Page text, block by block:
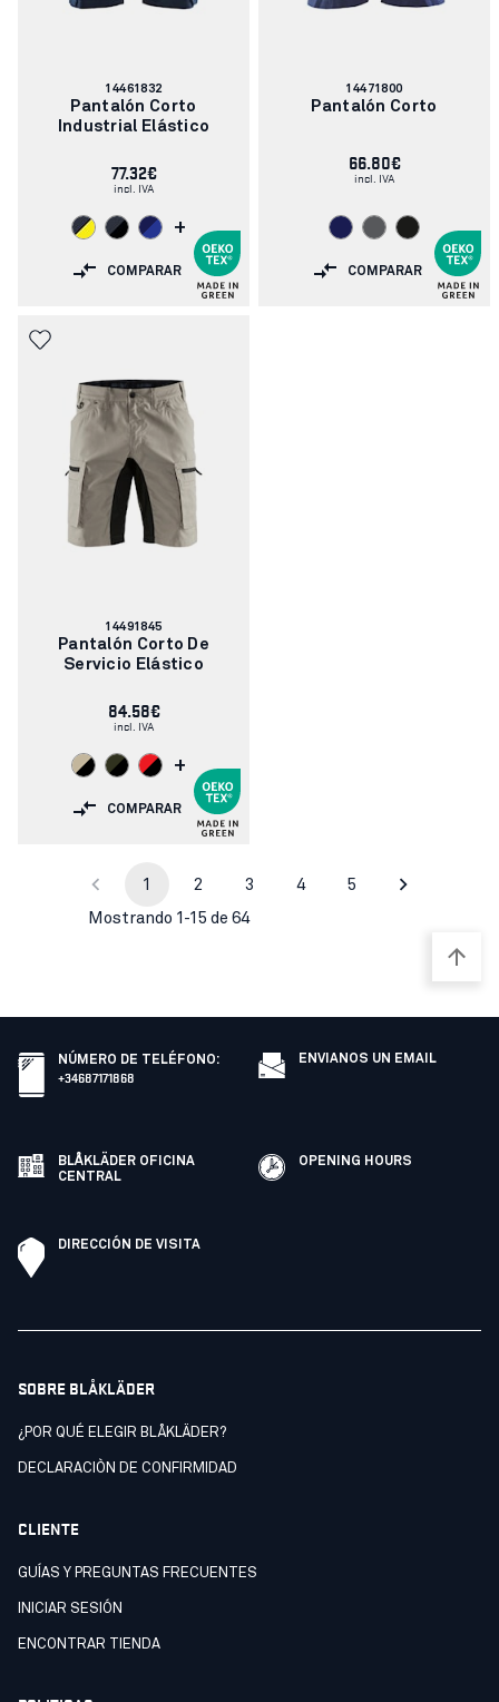
Número
de
artículo:
14461832
Pantalón Corto
Industrial Elástico
77.32€
incl. IVA
+
COMPARAR
Número
de
artículo:
14471800
Pantalón Corto
66.80€
incl. IVA
COMPARAR
Número
de
artículo:
14491845
Pantalón Corto De
Servicio Elástico
84.58€
incl. IVA
+
COMPARAR
1 2 3 4 5
Mostrando 1-15 de 64
NÚMERO DE TELÉFONO:
+34687171868
ENVIANOS UN EMAIL
BLÅKLÄDER OFICINA
CENTRAL
OPENING HOURS
DIRECCIÓN DE VISITA
SOBRE BLÅKLÄDER
¿POR QUÉ ELEGIR BLÅKLÄDER?
DECLARACIÒN DE CONFIRMIDAD
CLIENTE
GUÍAS Y PREGUNTAS FRECUENTES
INICIAR SESIÓN
ENCONTRAR TIENDA